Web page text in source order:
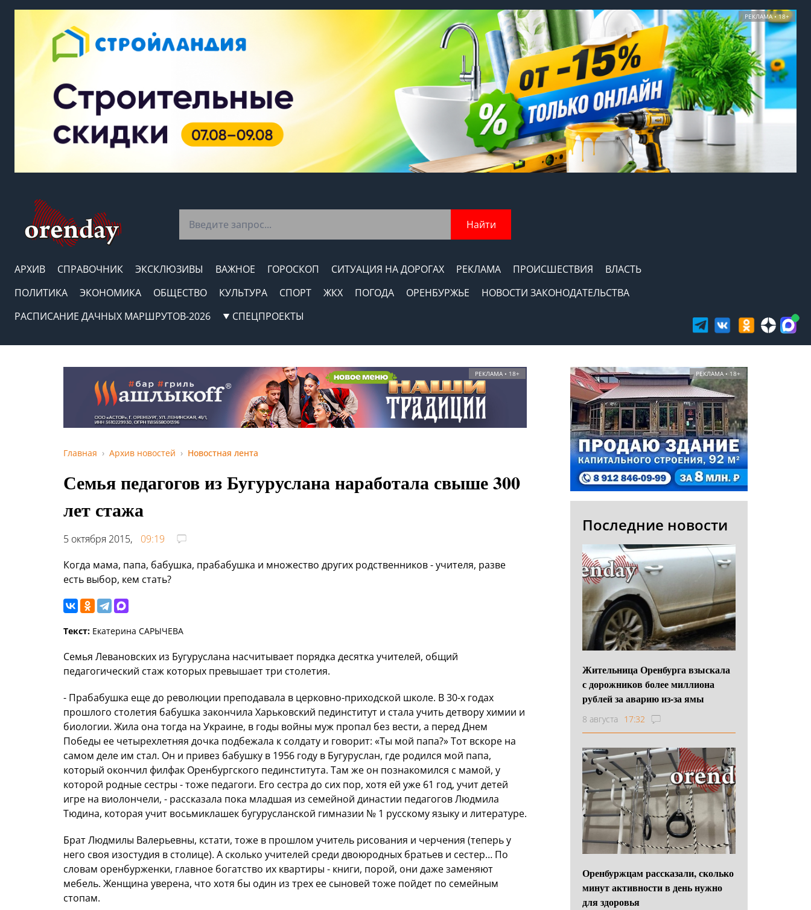
РЕКЛАМА • 18+
Найти
АРХИВ СПРАВОЧНИК ЭКСКЛЮЗИВЫ ВАЖНОЕ ГОРОСКОП СИТУАЦИЯ НА ДОРОГАХ РЕКЛАМА ПРОИСШЕСТВИЯ
ВЛАСТЬ
ПОЛИТИКА
ЭКОНОМИКА ОБЩЕСТВО КУЛЬТУРА СПОРТ ЖКХ ПОГОДА ОРЕНБУРЖЬЕ
НОВОСТИ ЗАКОНОДАТЕЛЬСТВА
РАСПИСАНИЕ ДАЧНЫХ МАРШРУТОВ-2026
СПЕЦПРОЕКТЫ
РЕКЛАМА • 18+
Главная Архив новостей Новостная лента
Семья педагогов из Бугуруслана наработала свыше 300
лет стажа
5 октября 2015,
09:19
Когда мама, папа, бабушка, прабабушка и множество других родственников - учителя, разве
есть выбор, кем стать?
Текст: Екатерина САРЫЧЕВА
Семья Левановских из Бугуруслана насчитывает порядка десятка учителей, общий
педагогический стаж которых превышает три столетия.
- Прабабушка еще до революции преподавала в церковно-приходской школе. В 30-х годах
прошлого столетия бабушка закончила Харьковский пединститут и стала учить детвору химии и
биологии. Жила она тогда на Украине, в годы войны муж пропал без вести, а перед Днем
Победы ее четырехлетняя дочка подбежала к солдату и говорит: «Ты мой папа?» Тот вскоре на
самом деле им стал. Он и привез бабушку в 1956 году в Бугуруслан, где родился мой папа,
который окончил филфак Оренбургского пединститута. Там же он познакомился с мамой, у
которой родные сестры - тоже педагоги. Его сестра до сих пор, хотя ей уже 61 год, учит детей
игре на виолончели, - рассказала пока младшая из семейной династии педагогов Людмила
Тюдина, которая учит восьмиклашек бугурусланской гимназии № 1 русскому языку и литературе.
Брат Людмилы Валерьевны, кстати, тоже в прошлом учитель рисования и черчения (теперь у
него своя изостудия в столице). А сколько учителей среди двоюродных братьев и сестер… По
словам оренбурженки, главное богатство их квартиры - книги, порой, они даже заменяют
мебель. Женщина уверена, что хотя бы один из трех ее сыновей тоже пойдет по семейным
стопам.
РЕКЛАМА • 18+
Последние новости
Жительница Оренбурга взыскала
с дорожников более миллиона
рублей за аварию из-за ямы
8 августа 17:32
Оренбуржцам рассказали, сколько
минут активности в день нужно
для здоровья